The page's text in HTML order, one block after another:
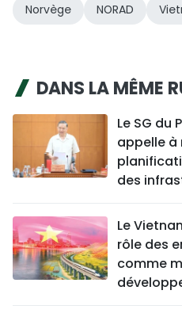
Norvège NORAD
DANS LA MÊME
Le SG du
appelle à
des
Le
rôle des
comme